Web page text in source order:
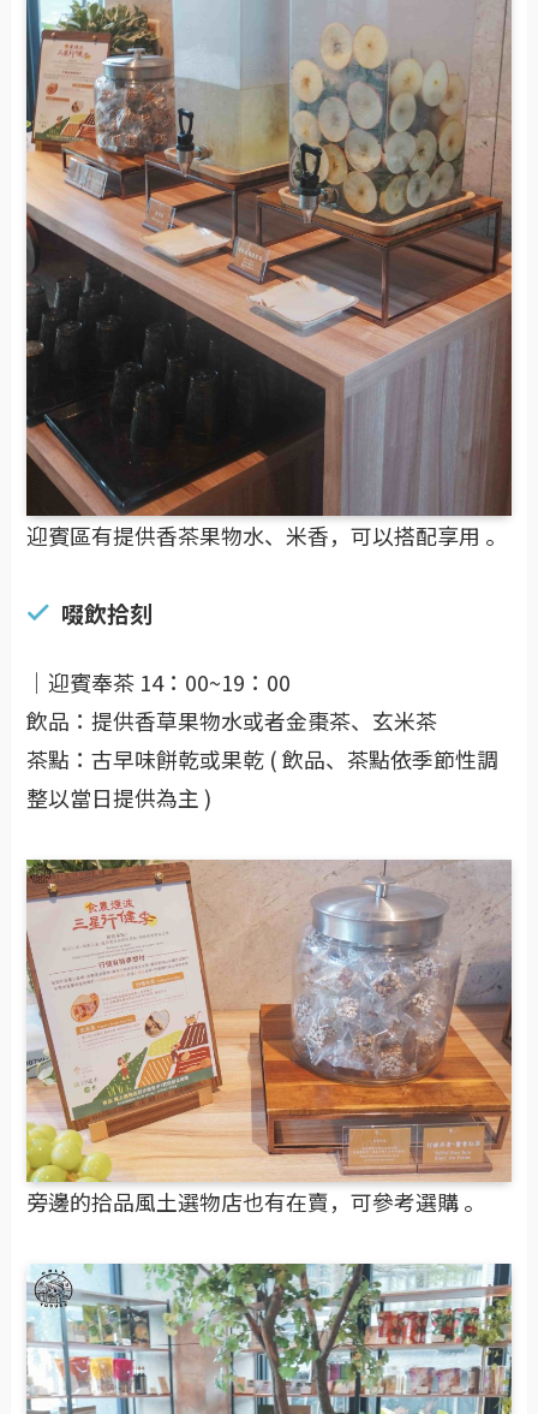
迎賓區有提供香茶果物水、米香，可以搭配享用 。
啜飲拾刻
｜迎賓奉茶 14：00~19：00
飲品：提供香草果物水或者金棗茶、玄米茶
茶點：古早味餅乾或果乾 ( 飲品、茶點依季節性調
整以當日提供為主 )
旁邊的拾品風土選物店也有在賣，可參考選購 。